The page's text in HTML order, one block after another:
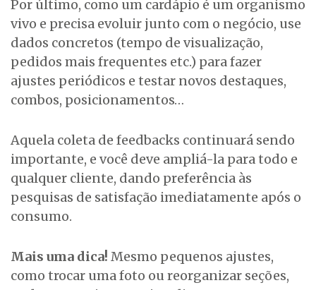
Por último, como um cardápio é um organismo
vivo e precisa evoluir junto com o negócio, use
dados concretos (tempo de visualização,
pedidos mais frequentes etc.) para fazer
ajustes periódicos e testar novos destaques,
combos, posicionamentos…
Aquela coleta de feedbacks continuará sendo
importante, e você deve ampliá-la para todo e
qualquer cliente, dando preferência às
pesquisas de satisfação imediatamente após o
consumo.
Mais uma dica! Mesmo pequenos ajustes,
como trocar uma foto ou reorganizar seções,